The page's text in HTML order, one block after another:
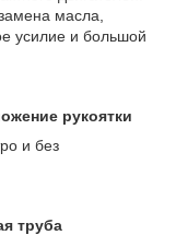
масла,
усилие и большой
рукоятки
и без
труба